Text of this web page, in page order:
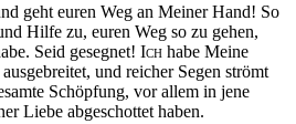
geht euren Weg an Meiner Hand! So
Hilfe zu, euren Weg so zu gehen,
Seid gesegnet! Ich habe Meine
und reicher Segen strömt
Schöpfung, vor allem in jene
Liebe abgeschottet haben.